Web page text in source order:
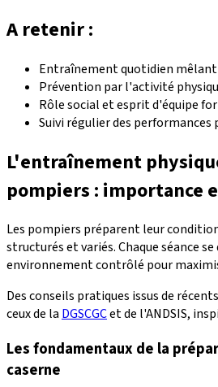
A retenir :
Entraînement quotidien mêlant
Prévention par l'activité
Rôle social et esprit d'équipe
Suivi régulier des performances
L'entraînement
pompiers : importance
Les pompiers préparent leur
structurés et variés. Chaque séance
environnement contrôlé pour
Des conseils pratiques issus de
ceux de laDGSCGCet de l'ANDSIS,
Les fondamentaux de la
caserne